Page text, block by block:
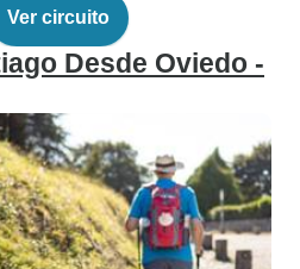
Ver circuito
Desde Oviedo -